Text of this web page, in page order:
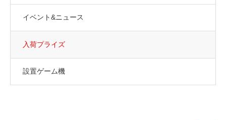
イベント&ニュース
入荷プライズ
設置ゲーム機